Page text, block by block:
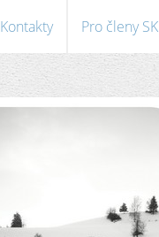
Kontakty Pro členy SK